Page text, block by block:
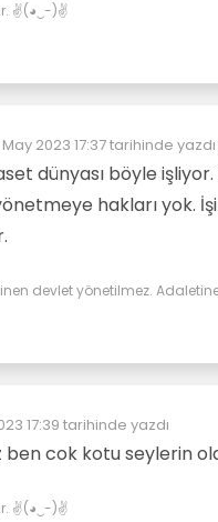
✌(◕‿-)✌
2023 17:37tarihinde yazdı
düzenleyen: kereste5 Mar
dünyası böyle
hakları yok.
devlet yönetilmez.
17:39 tarihinde yazdı
cok kotu seylerin
✌(◕‿-)✌